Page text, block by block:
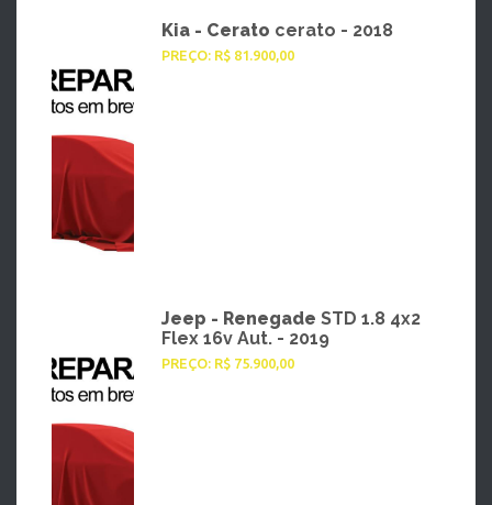
Kia - Cerato cerato - 2018
PREÇO: R$ 81.900,00
Jeep - Renegade STD 1.8 4x2
Flex 16v Aut. - 2019
PREÇO: R$ 75.900,00